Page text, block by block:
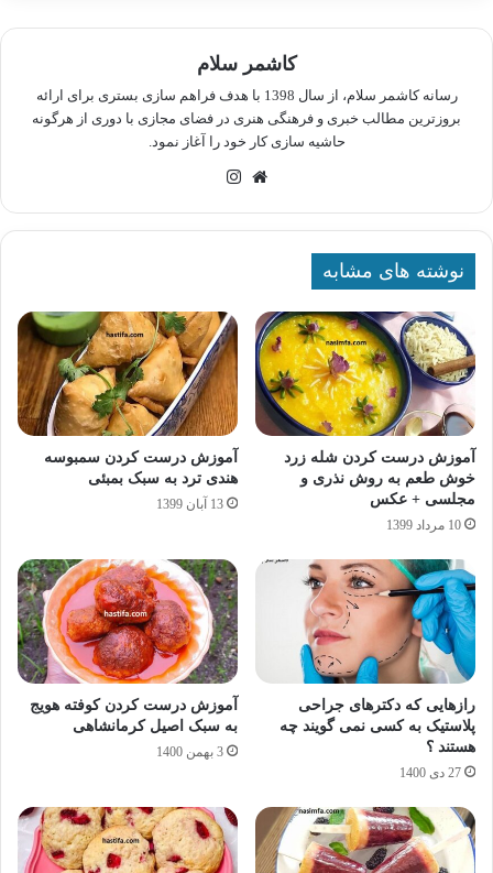
کاشمر سلام
رسانه کاشمر سلام، از سال 1398 با هدف فراهم سازی بستری برای ارائه
بروزترین مطالب خبری و فرهنگی هنری در فضای مجازی با دوری از هرگونه
حاشیه سازی کار خود را آغاز نمود.
وبسایت
نوشته های مشابه
آموزش درست کردن شله زرد
خوش طعم به روش نذری و
مجلسی + عکس
10 مرداد 1399
آموزش درست کردن سمبوسه
هندی ترد به سبک بمبئی
13 آبان 1399
رازهایی که دکترهای جراحی
پلاستیک به کسی نمی گویند چه
هستند ؟
27 دی 1400
آموزش درست کردن کوفته هویج
به سبک اصیل کرمانشاهی
3 بهمن 1400